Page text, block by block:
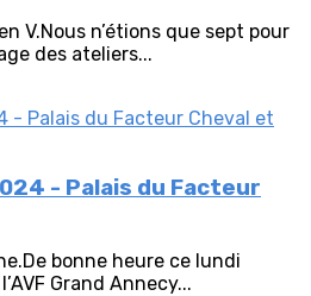
V.Nous n’étions que sept pour
des ateliers...
- Palais du Facteur
bonne heure ce lundi
Grand Annecy...